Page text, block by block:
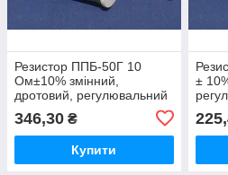
Резистор ППБ-50Г 10
Ом±10% змінний,
дротовий, регулювальний
346,30 ₴
Купити
±